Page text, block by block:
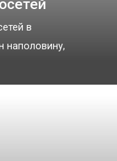
в
наполовину,